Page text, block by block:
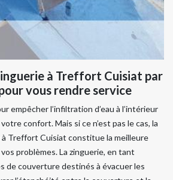
à Treffort Cuisiat par
vous rendre service
empêcher l’infiltration d’eau à l’intérieur
confort. Mais si ce n’est pas le cas, la
Treffort Cuisiat constitue la meilleure
problèmes. La zinguerie, en tant
de couverture destinés à évacuer les